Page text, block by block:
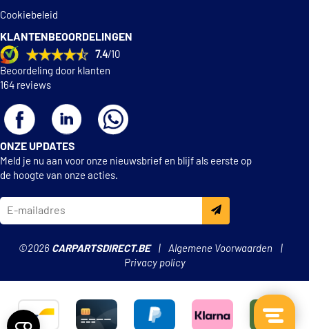
Cookiebeleid
KLANTENBEOORDELINGEN
7.4/10
Beoordeling door klanten
164 reviews
ONZE UPDATES
Meld je nu aan voor onze nieuwsbrief en blijf als eerste op
de hoogte van onze acties.
©2026 CARPARTSDIRECT.BE
Algemene Voorwaarden
Privacy policy